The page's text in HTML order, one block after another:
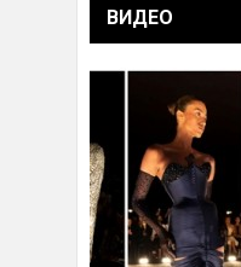
ВИДЕО